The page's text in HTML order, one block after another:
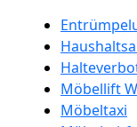
Möbellift
Möbeltaxi